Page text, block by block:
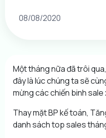
08/08/2020
Một tháng nữa đã trôi
đây là lúc chúng ta sẽ
mừng các chiến binh
Thay mặt BP kế toán,
danh sách top sales